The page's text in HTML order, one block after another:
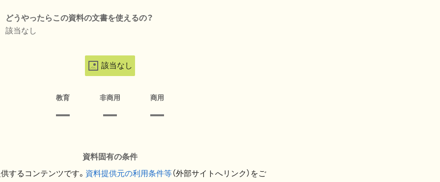
どうやったらこの資料の文書を使えるの？
該当なし
該当なし
教育 非商用 商用
資料固有の条件
するコンテンツです。 資料提供元の利用条件等（外部サイトへリンク）をご